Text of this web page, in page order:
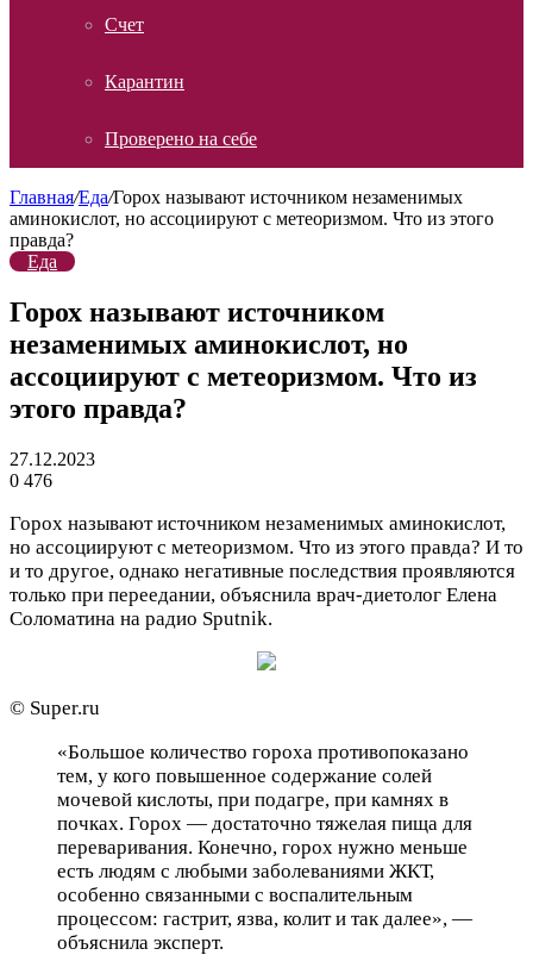
Счет
Карантин
Проверено на себе
Главная/Еда/Горох называют источником незаменимых
аминокислот, но ассоциируют с метеоризмом. Что из этого
правда?
Еда
Горох называют источником
незаменимых аминокислот, но
ассоциируют с метеоризмом. Что из
этого правда?
27.12.2023
0 476
Горох называют источником незаменимых аминокислот,
но ассоциируют с метеоризмом. Что из этого правда? И то
и то другое, однако негативные последствия проявляются
только при переедании, объяснила врач-диетолог Елена
Соломатина на радио Sputnik.
© Super.ru
«Большое количество гороха противопоказано
тем, у кого повышенное содержание солей
мочевой кислоты, при подагре, при камнях в
почках. Горох — достаточно тяжелая пища для
переваривания. Конечно, горох нужно меньше
есть людям с любыми заболеваниями ЖКТ,
особенно связанными с воспалительным
процессом: гастрит, язва, колит и так далее», —
объяснила эксперт.